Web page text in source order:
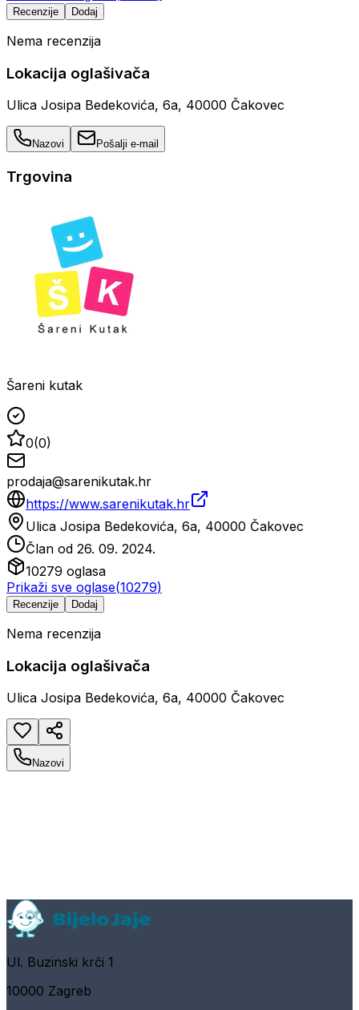
Recenzije Dodaj
Nema recenzija
Lokacija oglašivača
Ulica Josipa Bedekovića, 6a, 40000 Čakovec
Nazovi Pošalji e-mail
Trgovina
Šareni kutak
0(0)
prodaja@sarenikutak.hr
https://www.sarenikutak.hr
Ulica Josipa Bedekovića, 6a, 40000 Čakovec
Član od 26. 09. 2024.
10279 oglasa
Prikaži sve oglase(10279)
Recenzije Dodaj
Nema recenzija
Lokacija oglašivača
Ulica Josipa Bedekovića, 6a, 40000 Čakovec
Nazovi
Ul. Buzinski krči 1
10000 Zagreb